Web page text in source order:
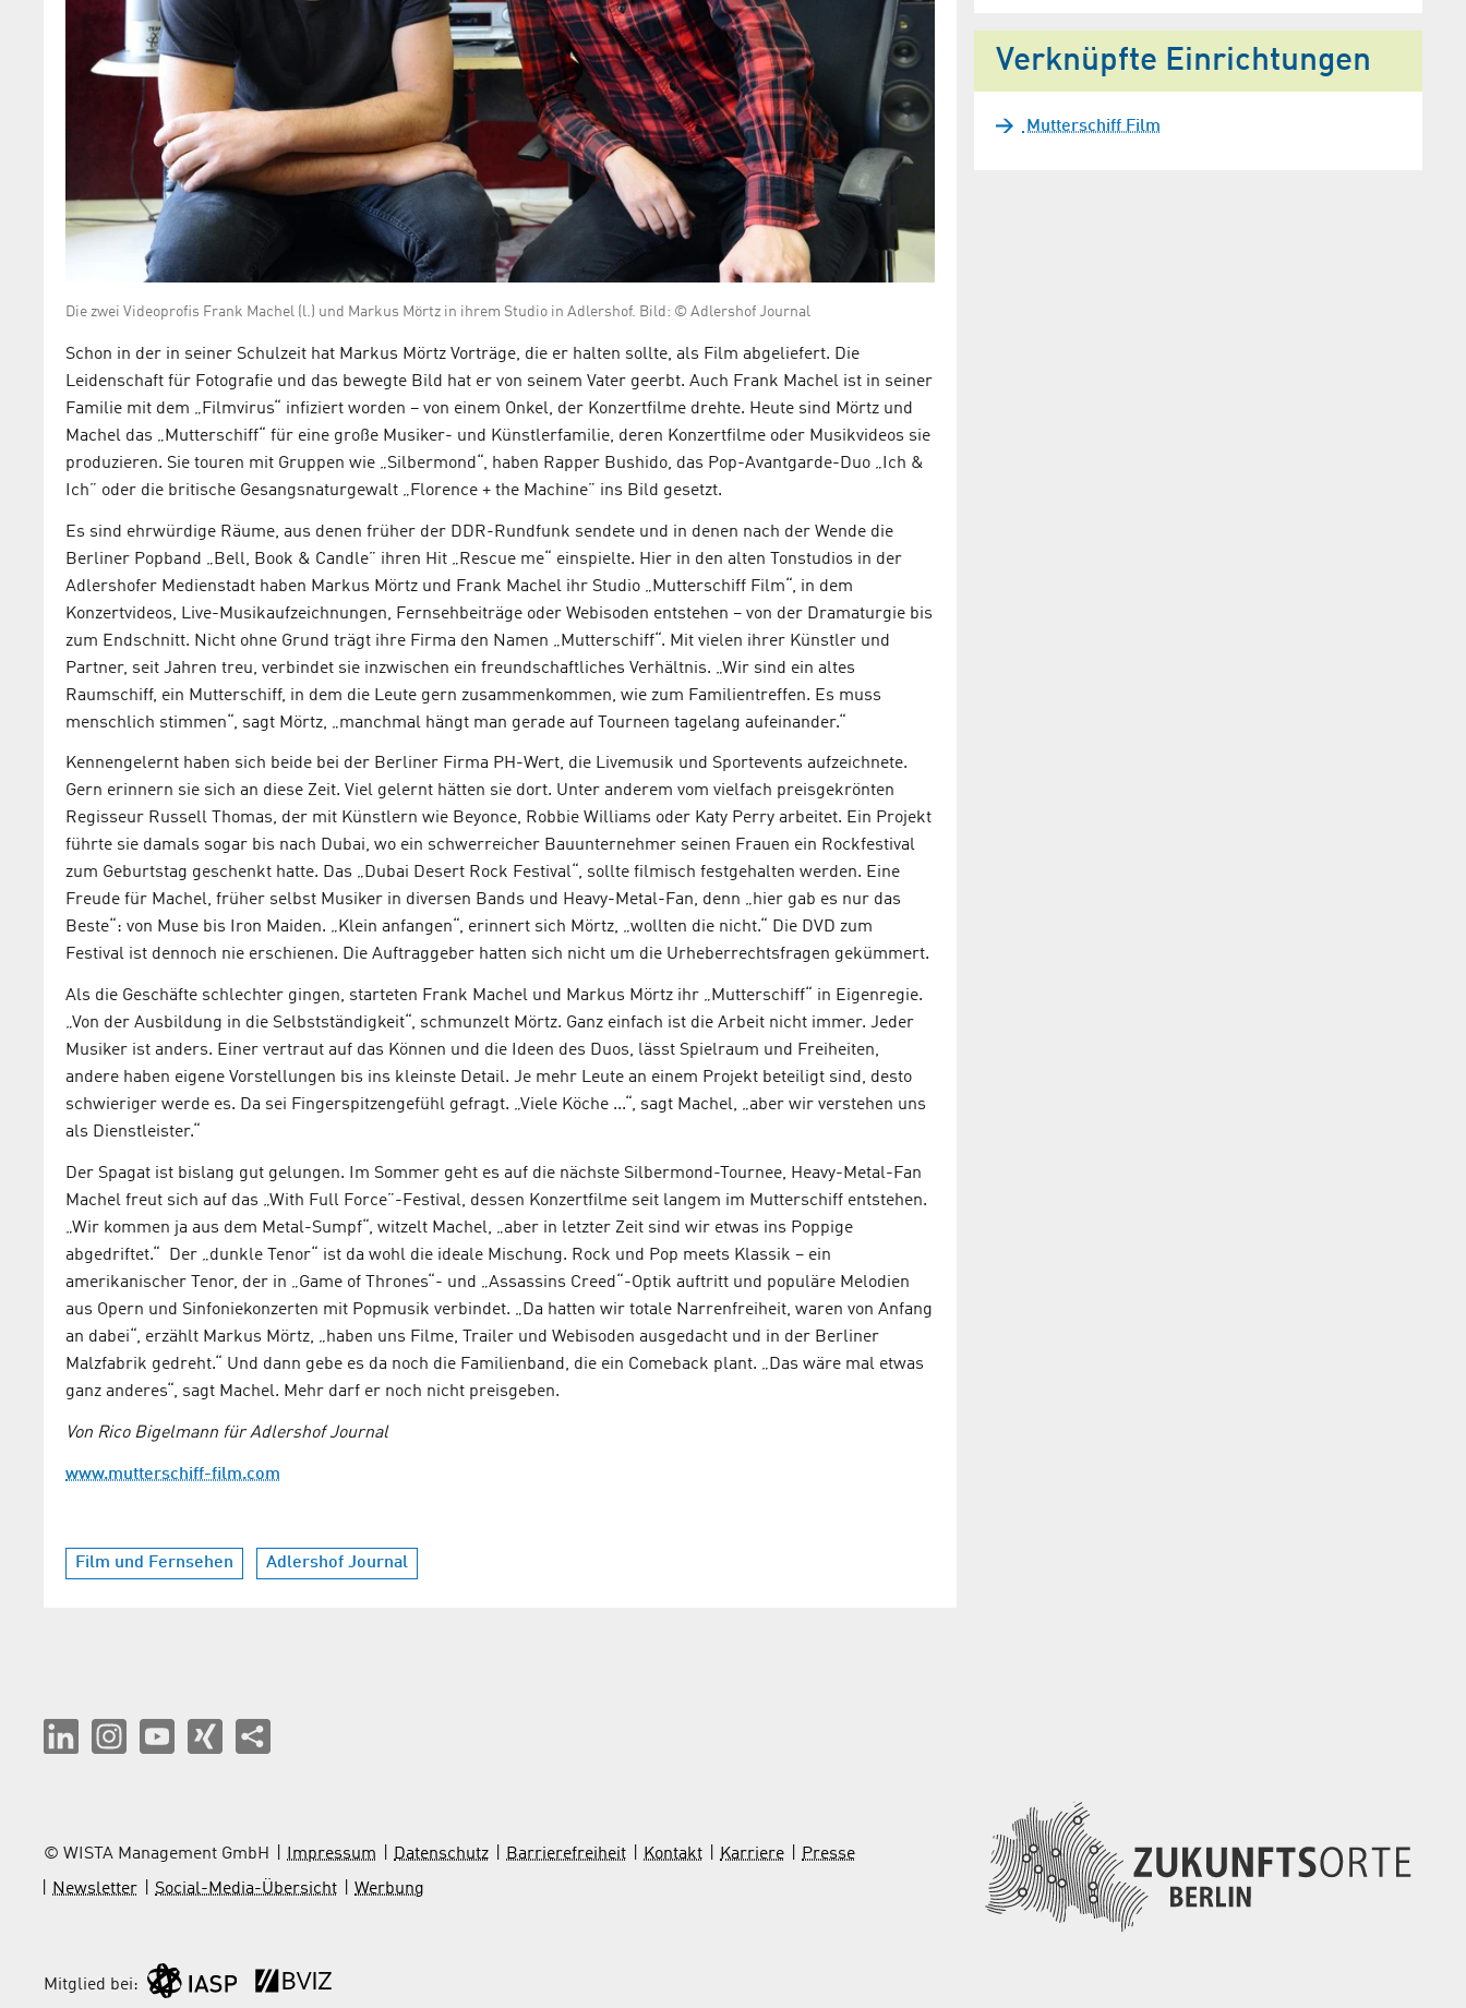
Die zwei Videoprofis Frank Machel (l.) und Markus Mörtz in ihrem Studio in Adlershof. Bild: © Adlershof Journal
Schon in der in seiner Schulzeit hat Markus Mörtz Vorträge, die er halten sollte, als Film abgeliefert. Die
Leidenschaft für Fotografie und das bewegte Bild hat er von seinem Vater geerbt. Auch Frank Machel ist in seiner
Familie mit dem „Filmvirus“ infiziert worden – von einem Onkel, der Konzertfilme drehte. Heute sind Mörtz und
Machel das „Mutterschiff“ für eine große Musiker- und Künstlerfamilie, deren Konzertfilme oder Musikvideos sie
produzieren. Sie touren mit Gruppen wie „Silbermond“, haben Rapper Bushido, das Pop-Avantgarde-Duo „Ich &
Ich” oder die britische Gesangsnaturgewalt „Florence + the Machine” ins Bild gesetzt.
Es sind ehrwürdige Räume, aus denen früher der DDR-Rundfunk sendete und in denen nach der Wende die
Berliner Popband „Bell, Book & Candle” ihren Hit „Rescue me“ einspielte. Hier in den alten Tonstudios in der
Adlershofer Medienstadt haben Markus Mörtz und Frank Machel ihr Studio „Mutterschiff Film“, in dem
Konzertvideos, Live-Musikaufzeichnungen, Fernsehbeiträge oder Webisoden entstehen – von der Dramaturgie bis
zum Endschnitt. Nicht ohne Grund trägt ihre Firma den Namen „Mutterschiff“. Mit vielen ihrer Künstler und
Partner, seit Jahren treu, verbindet sie inzwischen ein freundschaftliches Verhältnis. „Wir sind ein altes
Raumschiff, ein Mutterschiff, in dem die Leute gern zusammenkommen, wie zum Familientreffen. Es muss
menschlich stimmen“, sagt Mörtz, „manchmal hängt man gerade auf Tourneen tagelang aufeinander.“
Kennengelernt haben sich beide bei der Berliner Firma PH-Wert, die Livemusik und Sportevents aufzeichnete.
Gern erinnern sie sich an diese Zeit. Viel gelernt hätten sie dort. Unter anderem vom vielfach preisgekrönten
Regisseur Russell Thomas, der mit Künstlern wie Beyonce, Robbie Williams oder Katy Perry arbeitet. Ein Projekt
führte sie damals sogar bis nach Dubai, wo ein schwerreicher Bauunternehmer seinen Frauen ein Rockfestival
zum Geburtstag geschenkt hatte. Das „Dubai Desert Rock Festival“, sollte filmisch festgehalten werden. Eine
Freude für Machel, früher selbst Musiker in diversen Bands und Heavy-Metal-Fan, denn „hier gab es nur das
Beste“: von Muse bis Iron Maiden. „Klein anfangen“, erinnert sich Mörtz, „wollten die nicht.“ Die DVD zum
Festival ist dennoch nie erschienen. Die Auftraggeber hatten sich nicht um die Urheberrechtsfragen gekümmert.
Als die Geschäfte schlechter gingen, starteten Frank Machel und Markus Mörtz ihr „Mutterschiff“ in Eigenregie.
„Von der Ausbildung in die Selbstständigkeit“, schmunzelt Mörtz. Ganz einfach ist die Arbeit nicht immer. Jeder
Musiker ist anders. Einer vertraut auf das Können und die Ideen des Duos, lässt Spielraum und Freiheiten,
andere haben eigene Vorstellungen bis ins kleinste Detail. Je mehr Leute an einem Projekt beteiligt sind, desto
schwieriger werde es. Da sei Fingerspitzengefühl gefragt. „Viele Köche ...“, sagt Machel, „aber wir verstehen uns
als Dienstleister.“
Der Spagat ist bislang gut gelungen. Im Sommer geht es auf die nächste Silbermond-Tournee, Heavy-Metal-Fan
Machel freut sich auf das „With Full Force”-Festival, dessen Konzertfilme seit langem im Mutterschiff entstehen.
„Wir kommen ja aus dem Metal-Sumpf“, witzelt Machel, „aber in letzter Zeit sind wir etwas ins Poppige
abgedriftet.“ Der „dunkle Tenor“ ist da wohl die ideale Mischung. Rock und Pop meets Klassik – ein
amerikanischer Tenor, der in „Game of Thrones“- und „Assassins Creed“-Optik auftritt und populäre Melodien
aus Opern und Sinfoniekonzerten mit Popmusik verbindet. „Da hatten wir totale Narrenfreiheit, waren von Anfang
an dabei“, erzählt Markus Mörtz, „haben uns Filme, Trailer und Webisoden ausgedacht und in der Berliner
Malzfabrik gedreht.“ Und dann gebe es da noch die Familienband, die ein Comeback plant. „Das wäre mal etwas
ganz anderes“, sagt Machel. Mehr darf er noch nicht preisgeben.
Von Rico Bigelmann für Adlershof Journal
www.mutterschiff-film.com
Film und Fernsehen Adlershof Journal
Verknüpfte Einrichtungen
Mutterschiff Film
© WISTA Management GmbH Impressum Datenschutz Barrierefreiheit Kontakt Karriere
Presse
Newsletter
Social-Media-Übersicht Werbung
Mitglied bei: